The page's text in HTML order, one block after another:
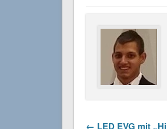
← LED EVG mit